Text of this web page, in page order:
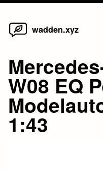
Skip
wadden.xyz
W08 EQ
1:43